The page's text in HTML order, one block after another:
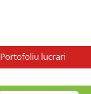
Portofoliu lucrari